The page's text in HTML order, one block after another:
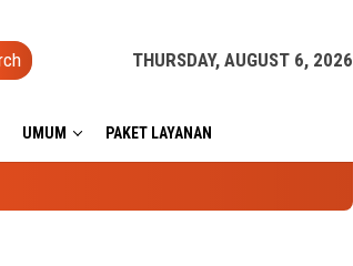
THURSDAY, AUGUST 6, 2026
UMUM PAKET LAYANAN